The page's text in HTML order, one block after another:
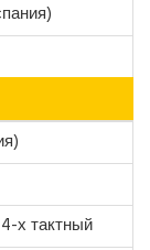
х тактный